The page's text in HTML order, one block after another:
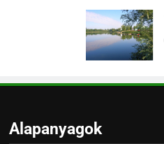
Alapanyagok